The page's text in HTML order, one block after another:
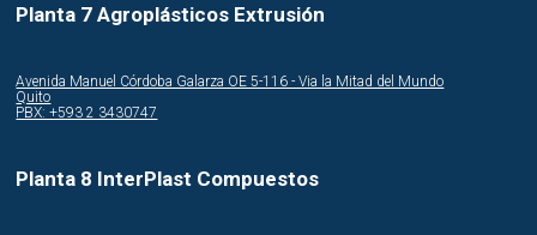
Planta 7 Agroplásticos Extrusión
Avenida Manuel Córdoba Galarza OE 5-116 - Via la Mitad del Mundo
Quito
PBX: +593 2 3430747
Planta 8 InterPlast Compuestos